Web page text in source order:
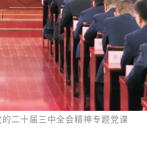
二十届三中全会精神专题党课